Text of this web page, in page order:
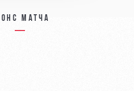
матча